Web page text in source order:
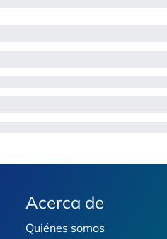
Acerca de
Quiénes somos